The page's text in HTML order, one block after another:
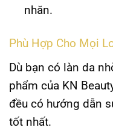
nhăn.
Phù Hợp Cho Mọi
Dù bạn có làn da
phẩm của KN
đều có hướng dẫn
tốt nhất.